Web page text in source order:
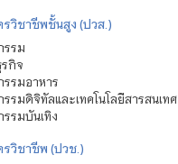
วิชาชีพชั้นสูง (ปวส.)
รรม
กิจ
รมอาหาร
รมดิจิทัลและเทคโนโลยีสารสนเทศ
รมบันเทิง
วิชาชีพ (ปวช.)